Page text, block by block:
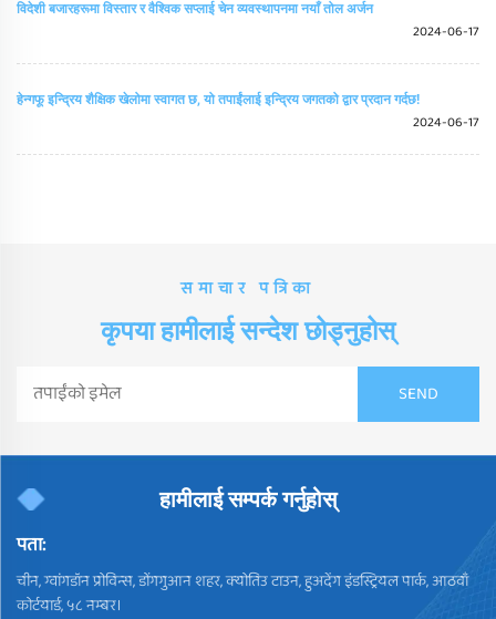
विदेशी बजारहरूमा विस्तार र वैश्विक सप्लाई चेन व्यवस्थापनमा नयाँ तोल अर्जन
2024-06-17
हेन्गफू इन्द्रिय शैक्षिक खेलोमा स्वागत छ, यो तपाईंलाई इन्द्रिय जगतको द्वार प्रदान गर्दछ!
2024-06-17
समाचार पत्रिका
कृपया हामीलाई सन्देश छोड्नुहोस्
हामीलाई सम्पर्क गर्नुहोस्
पता:
चीन, ग्वांगडॉन प्रोविन्स, डोंगगुआन शहर, क्योतिउ टाउन, हुअदेंग इंडस्ट्रियल पार्क, आठवाँ
कोर्टयार्ड, ५८ नम्बर।